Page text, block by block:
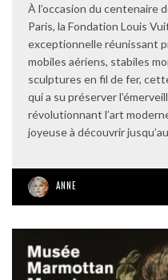
À l’occasion du centenaire
Paris, la Fondation Louis
exceptionnelle réunissant
mobiles aériens, stabiles
sculptures en fil de fer,
qui a su préserver
révolutionnant l’art
joyeuse à découvrir
ANNE